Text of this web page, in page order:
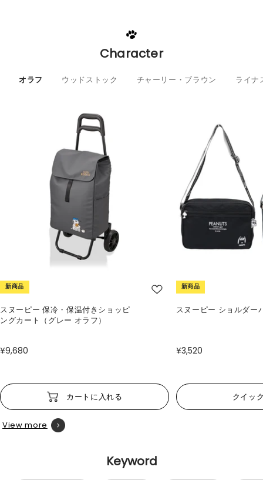
Character
オラフ ウッドストック チャーリー・ブラウン ライナ
新商品
スヌーピー 保冷・保温付きショッピ
ングカート（グレー オラフ）
¥9,680
カートに入れる
新商品
スヌーピー ショルダー
¥3,520
クイッ
View more
Keyword